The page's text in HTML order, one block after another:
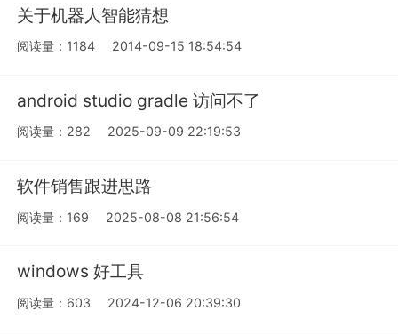
关于机器人智能猜想
阅读量：1184 2014-09-15 18:54:54
android studio gradle 访问不了
阅读量：282 2025-09-09 22:19:53
软件销售跟进思路
阅读量：169 2025-08-08 21:56:54
windows 好工具
阅读量：603 2024-12-06 20:39:30